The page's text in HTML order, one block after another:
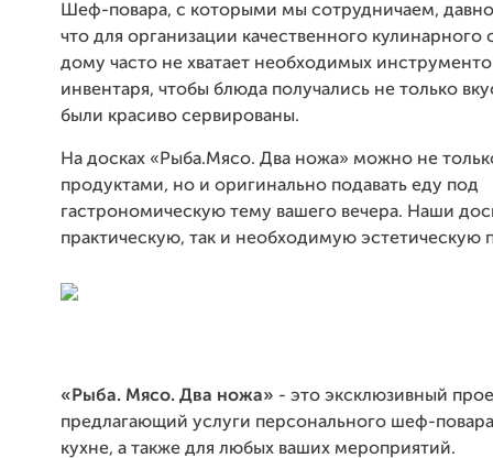
Шеф-повара, с которыми мы сотрудничаем,
что для организации качественного кулинарного
дому часто не хватает необходимых
инвентаря, чтобы блюда получались не только
были красиво сервированы.
На досках «Рыба.Мясо. Два ножа» можно не
продуктами, но и оригинально подавать еду под
гастрономическую тему вашего вечера. Наши
практическую, так и необходимую эстетическую
«Рыба. Мясо. Два ножа» - это эксклюзивный
предлагающий услуги персонального шеф-
кухне, а также для любых ваших мероприятий.